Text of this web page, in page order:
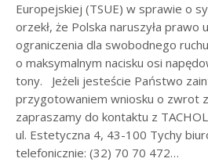
Europejskiej (TSUE) w sprawie o
orzekł, że Polska naruszyła prawo
ograniczenia dla swobodnego
o maksymalnym nacisku osi
tony. Jeżeli jesteście Państwo
przygotowaniem wniosku o zwrot
zapraszamy do kontaktu z
ul. Estetyczna 4, 43-100 Tychy
telefonicznie: (32) 70 70 472…